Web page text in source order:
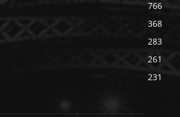
766
368
283
261
231